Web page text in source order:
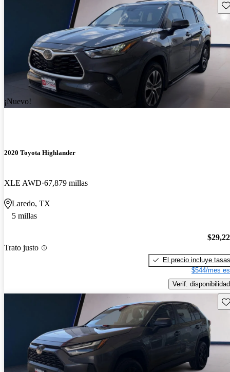
¡Nuevo!
2020 Toyota Highlander
XLE AWD 67,879 millas
Laredo, TX
5 millas
Trato justo
El precio incluye tasas
$544/mes
Verif. disponibilidad